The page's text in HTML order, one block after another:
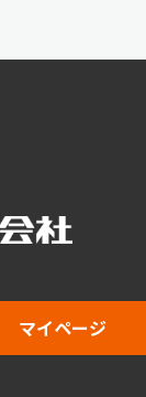
マイページ